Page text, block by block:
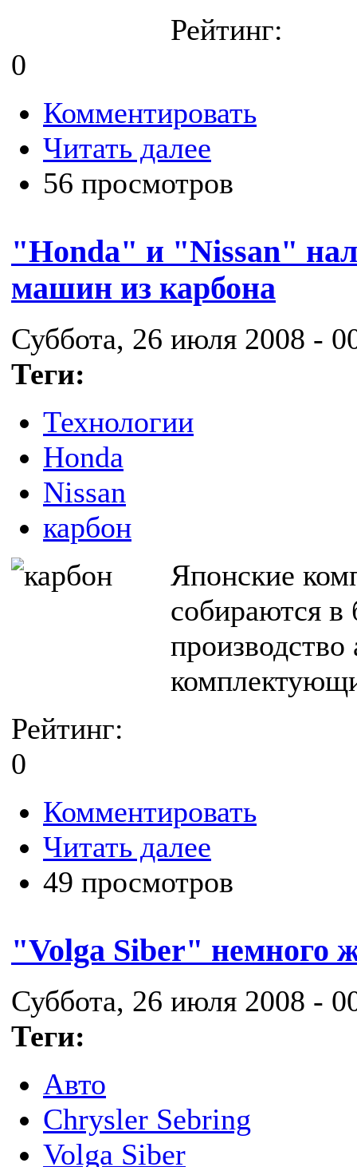
Рейтинг:
0
Комментировать
Читать далее
56 просмотров
"Honda" и "Nissan"
машин из карбона
Суббота, 26 июля 2008 -
Теги:
Технологии
Honda
Nissan
карбон
Японские
собираются
Рейтинг:
0
Комментировать
Читать далее
49 просмотров
"Volga Siber" немного
Суббота, 26 июля 2008 -
Теги:
Авто
Chrysler Sebring
Volga Siber